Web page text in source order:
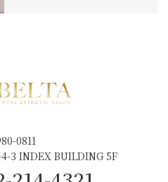
0811
3 INDEX BUILDING 5F